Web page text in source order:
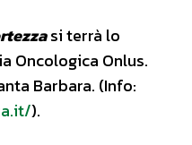
si terrà lo
Oncologica Onlus.
Barbara. (Info:
).